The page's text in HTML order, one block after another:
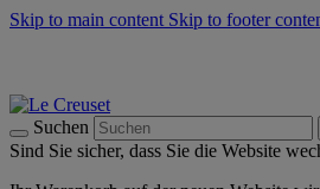
Skip to main content Skip to footer
Suchen
Sind Sie sicher, dass Sie die Website